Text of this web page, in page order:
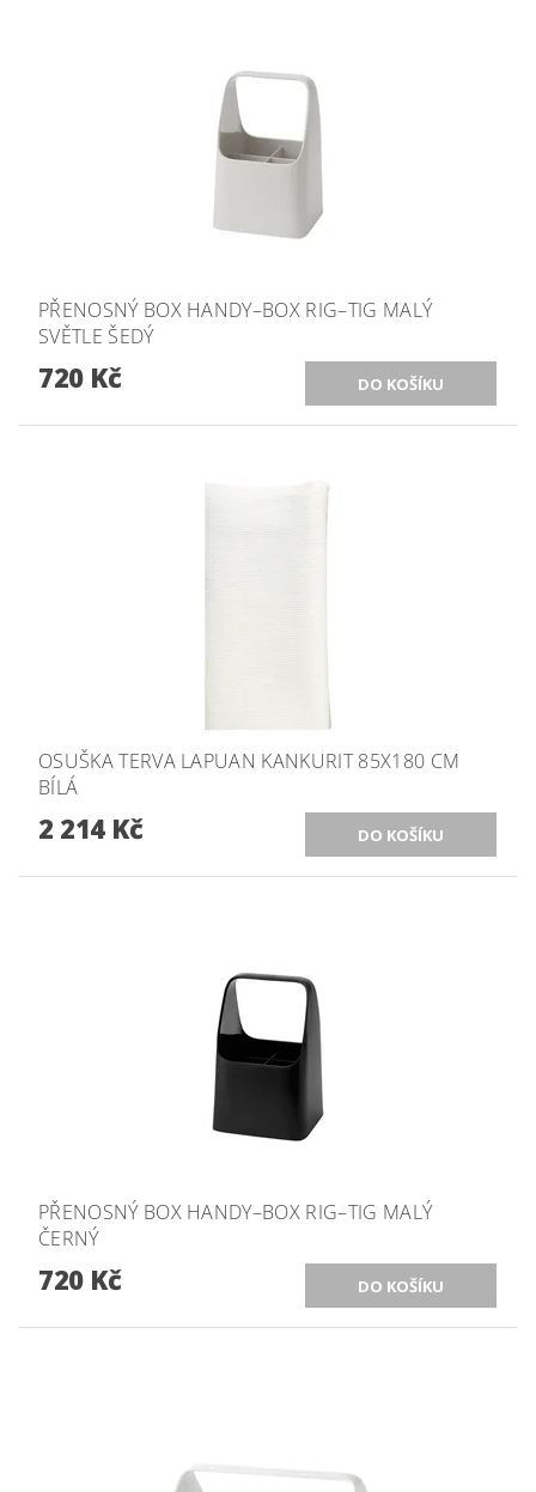
PŘENOSNÝ BOX HANDY–BOX RIG–TIG MALÝ
SVĚTLE ŠEDÝ
720 Kč
OSUŠKA TERVA LAPUAN KANKURIT 85X180 CM
BÍLÁ
2 214 Kč
PŘENOSNÝ BOX HANDY–BOX RIG–TIG MALÝ
ČERNÝ
720 Kč